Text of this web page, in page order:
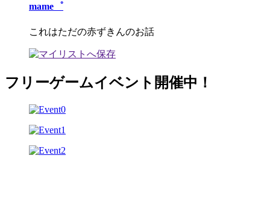
mame゜
これはただの赤ずきんのお話
フリーゲームイベント開催中！